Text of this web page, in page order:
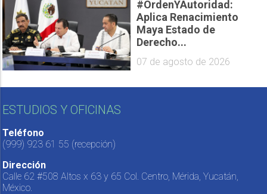
#OrdenYAutoridad:
Aplica Renacimiento
Maya Estado de
Derecho...
07 de agosto de 2026
ESTUDIOS Y OFICINAS
Teléfono
(999) 923 61 55 (recepción)
Dirección
Calle 62 #508 Altos x 63 y 65 Col. Centro, Mérida, Yucatán,
México.